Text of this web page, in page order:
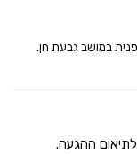
במושב גבעת חן.
ההגעה.